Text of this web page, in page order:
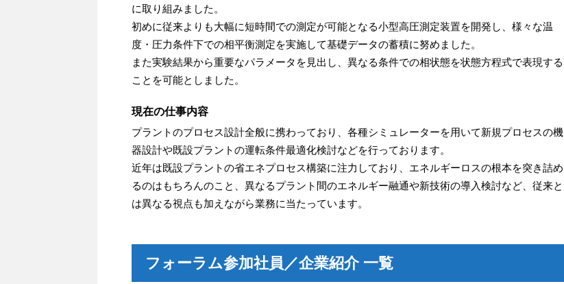
に取り組みました。
初めに従来よりも大幅に短時間での測定が可能となる小型高圧測定装置を開発し、様々な温
度・圧力条件下での相平衡測定を実施して基礎データの蓄積に努めました。
また実験結果から重要なパラメータを見出し、異なる条件での相状態を状態方程式で表現する
ことを可能としました。
現在の仕事内容
プラントのプロセス設計全般に携わっており、各種シミュレーターを用いて新規プロセスの機
器設計や既設プラントの運転条件最適化検討などを行っております。
近年は既設プラントの省エネプロセス構築に注力しており、エネルギーロスの根本を突き詰め
るのはもちろんのこと、異なるプラント間のエネルギー融通や新技術の導入検討など、従来と
は異なる視点も加えながら業務に当たっています。
フォーラム参加社員／企業紹介 一覧